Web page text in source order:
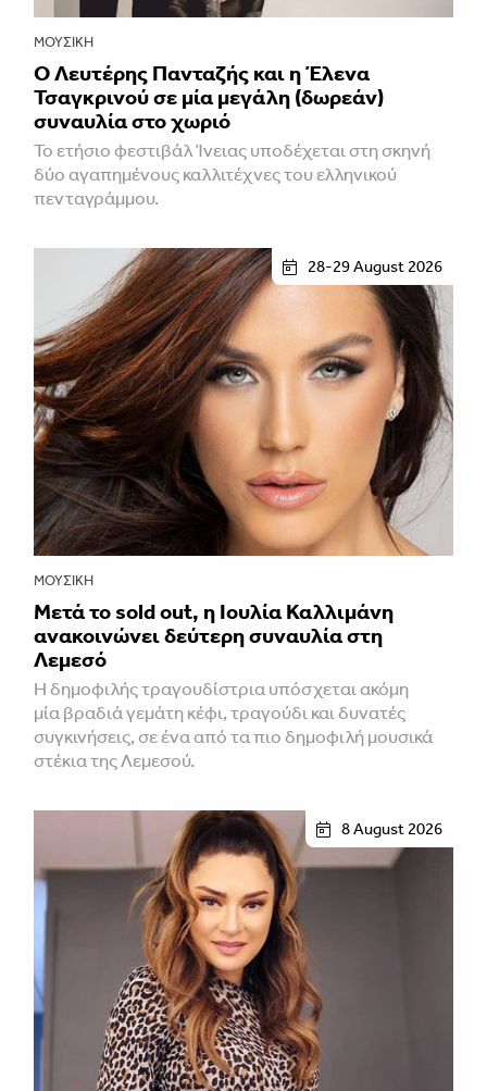
ΜΟΥΣΙΚΉ
Ο Λευτέρης Πανταζής και η Έλενα
Τσαγκρινού σε μία μεγάλη (δωρεάν)
συναυλία στο χωριό
Το ετήσιο φεστιβάλ Ίνειας υποδέχεται στη σκηνή
δύο αγαπημένους καλλιτέχνες του ελληνικού
πενταγράμμου.
28-29 August 2026
ΜΟΥΣΙΚΉ
Μετά το sold out, η Ιουλία Καλλιμάνη
ανακοινώνει δεύτερη συναυλία στη
Λεμεσό
H δημοφιλής τραγουδίστρια υπόσχεται ακόμη
μία βραδιά γεμάτη κέφι, τραγούδι και δυνατές
συγκινήσεις, σε ένα από τα πιο δημοφιλή μουσικά
στέκια της Λεμεσού.
8 August 2026